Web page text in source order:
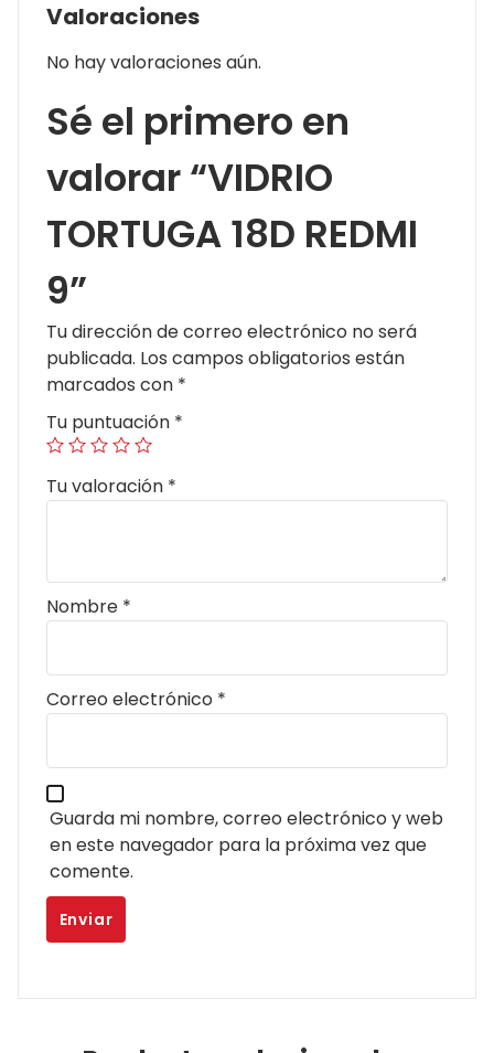
Valoraciones
No hay valoraciones aún.
Sé el primero en
valorar “VIDRIO
TORTUGA 18D REDMI
9”
Tu dirección de correo electrónico no será
publicada. Los campos obligatorios están
marcados con *
Tu puntuación *
Tu valoración *
Nombre *
Correo electrónico *
Guarda mi nombre, correo electrónico y web
en este navegador para la próxima vez que
comente.